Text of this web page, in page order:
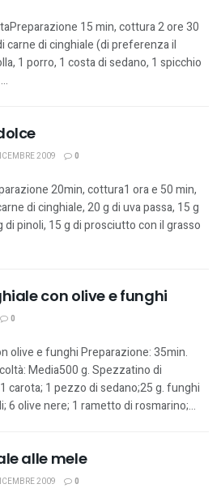
15 min, cottura 2 ore 30
carne di cinghiale (di preferenza il
1 porro, 1 costa di sedano, 1 spicchio
2009 0
20min, cottura1 ora e 50 min,
di cinghiale, 20 g di uva passa, 15 g
pinoli, 15 g di prosciutto con il grasso
con olive e funghi
0
olive e funghi Preparazione: 35min.
Media500 g. Spezzatino di
carota; 1 pezzo di sedano;25 g. funghi
6 olive nere; 1 rametto di rosmarino;...
alle mele
2009 0